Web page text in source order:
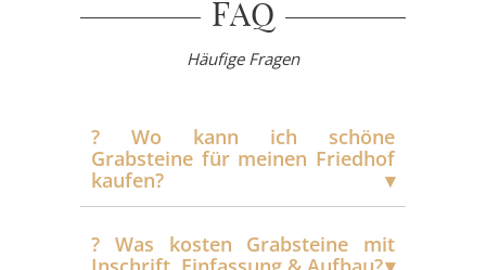
FAQ
Häufige Fragen
?️ Wo kann ich schöne
Grabsteine für meinen Friedhof
kaufen?
?️ Was kosten Grabsteine mit